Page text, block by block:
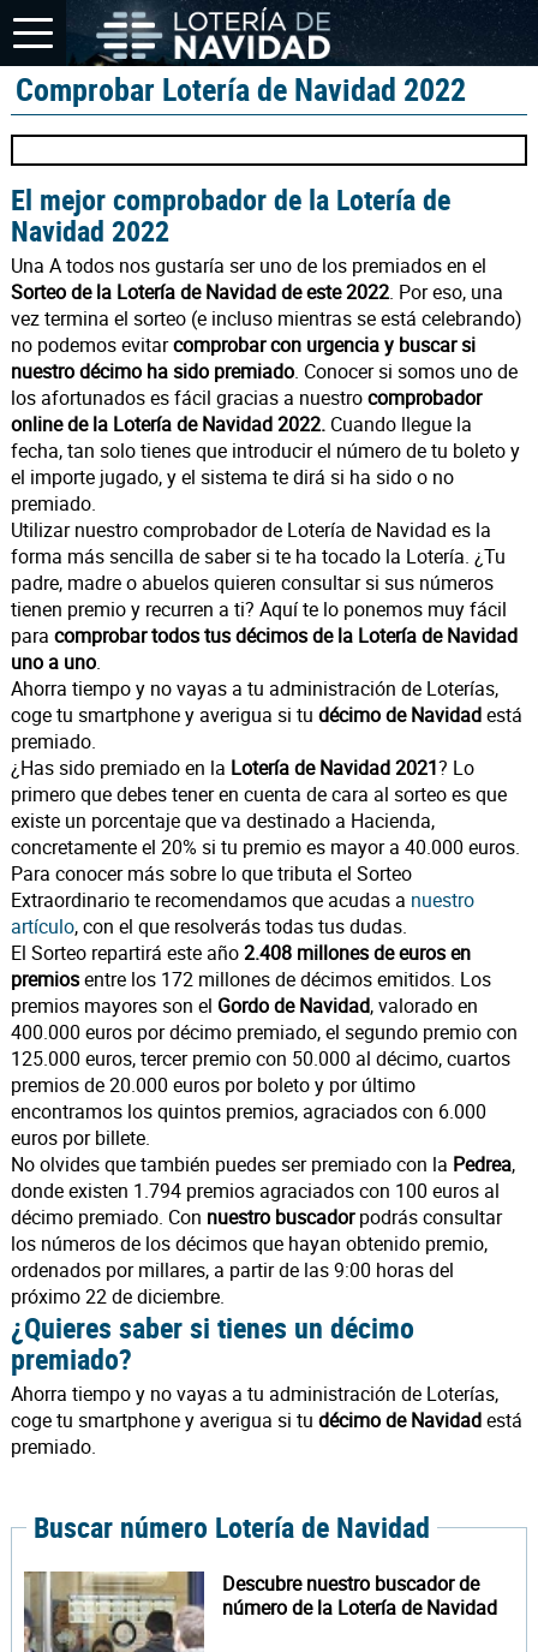
Comprobar Lotería de Navidad 2022
El mejor comprobador de la Lotería de
Navidad 2022
Una A todos nos gustaría ser uno de los premiados en el
Sorteo de la Lotería de Navidad de este 2022. Por eso, una
vez termina el sorteo (e incluso mientras se está celebrando)
no podemos evitarcomprobar con urgencia y buscar si
nuestro décimo ha sido premiado. Conocer si somos uno de
los afortunados es fácil gracias a nuestrocomprobador
online de la Lotería de Navidad 2022.Cuando llegue la
fecha, tan solo tienes que introducir el número de tu boleto y
el importe jugado, y el sistema te dirá si ha sido o no
premiado.
Utilizar nuestro comprobador de Lotería de Navidad es la
forma más sencilla de saber si te ha tocado la Lotería. ¿Tu
padre, madre o abuelos quieren consultar si sus números
tienen premio y recurren a ti? Aquí te lo ponemos muy fácil
para comprobar todos tus décimos de la Lotería de Navidad
uno a uno.
Ahorra tiempo y no vayas a tu administración de Loterías,
coge tu smartphone y averigua si tu décimo de Navidadestá
premiado.
¿Has sido premiado en la Lotería de Navidad 2021? Lo
primero que debes tener en cuenta de cara al sorteo es que
existe un porcentaje que va destinado a Hacienda,
concretamente el 20% si tu premio es mayor a 40.000 euros.
Para conocer más sobre lo que tributa el Sorteo
Extraordinario te recomendamos que acudas a nuestro
artículo, con el que resolverás todas tus dudas.
El Sorteo repartirá este año2.408 millones de euros en
premiosentre los 172 millones de décimos emitidos. Los
premios mayores son el Gordo de Navidad, valorado en
400.000 euros por décimo premiado, el segundo premio con
125.000 euros, tercer premio con 50.000 al décimo, cuartos
premios de 20.000 euros por boleto y por último
encontramos los quintos premios, agraciados con 6.000
euros por billete.
No olvides que también puedes ser premiado con la Pedrea,
donde existen 1.794 premios agraciados con 100 euros al
décimo premiado. Con nuestro buscadorpodrás consultar
los números de los décimos que hayan obtenido premio,
ordenados por millares, a partir de las 9:00 horas del
próximo 22 de diciembre.
¿Quieres saber si tienes un décimo
premiado?
Ahorra tiempo y no vayas a tu administración de Loterías,
coge tu smartphone y averigua si tu décimo de Navidadestá
premiado.
Buscar número Lotería de Navidad
Descubre nuestro buscador de
número de la Lotería de Navidad